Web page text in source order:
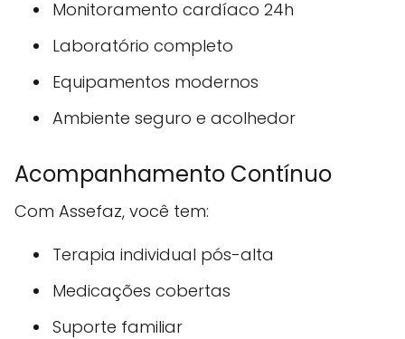
Monitoramento cardíaco 24h
Laboratório completo
Equipamentos modernos
Ambiente seguro e acolhedor
Acompanhamento Contínuo
Com Assefaz, você tem:
Terapia individual pós-alta
Medicações cobertas
Suporte familiar